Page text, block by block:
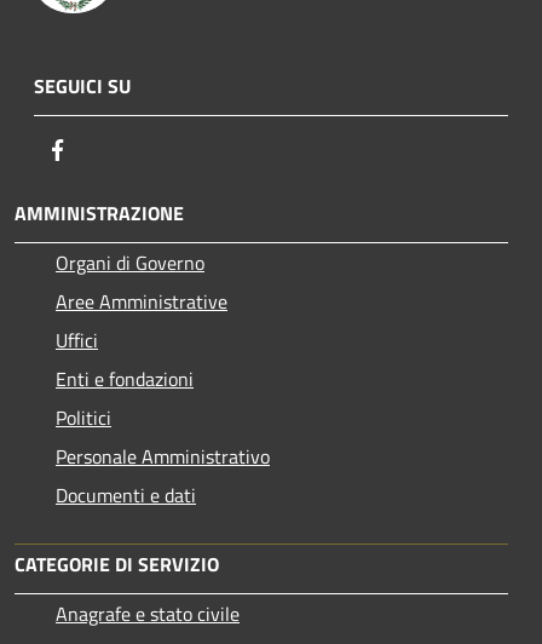
SEGUICI SU
AMMINISTRAZIONE
Organi di Governo
Aree Amministrative
Uffici
Enti e fondazioni
Politici
Personale Amministrativo
Documenti e dati
CATEGORIE DI SERVIZIO
Anagrafe e stato civile